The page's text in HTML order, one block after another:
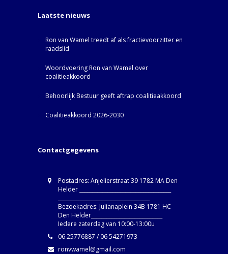
Laatste nieuws
Ron van Wamel treedt af als fractievoorzitter en
raadslid
Woordvoering Ron van Wamel over
coalitieakkoord
Behoorlijk Bestuur geeft aftrap coalitieakkoord
Coalitieakkoord 2026-2030
Contactgegevens
Postadres: Anjelierstraat 39 1782 MA Den
Helder ____________________________________
Bezoekadres: Julianaplein 34B 1781 HC
Den Helder____________________________
Iedere zaterdag van 10:00-13:00u
06 25776887 / 06 54271973
ronvwamel@gmail.com